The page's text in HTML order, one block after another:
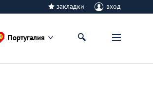
закладки вход
Португалия